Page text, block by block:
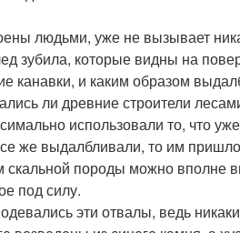
людьми, уже не вызывает
зубила, которые видны на
канавки, и каким образом
ли древние строители
использовали то, что
же выдалбливали, то им
скальной породы можно вполне
под силу.
эти отвалы, ведь